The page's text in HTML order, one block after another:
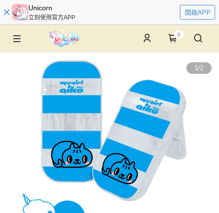
Unicorn
立刻使用官方APP
開啟APP
0
1/2